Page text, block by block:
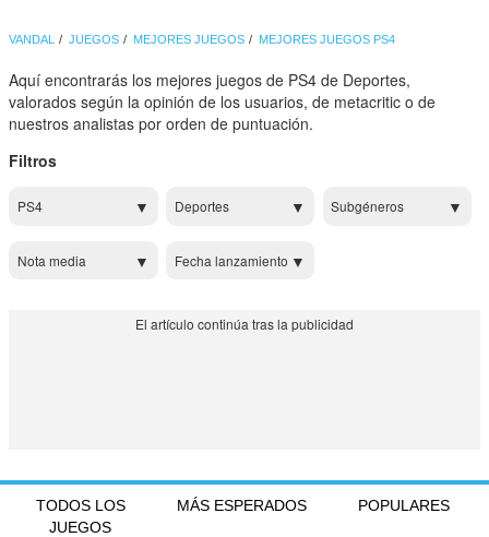
VANDAL JUEGOS MEJORES JUEGOS MEJORES JUEGOS PS4
Aquí encontrarás los mejores juegos de PS4 de Deportes,
valorados según la opinión de los usuarios, de metacritic o de
nuestros analistas por orden de puntuación.
Filtros
PS4 Deportes Subgéneros
Nota media Fecha lanzamiento
TODOS LOS
JUEGOS
MÁS ESPERADOS POPULARES